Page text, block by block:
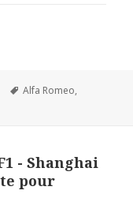
Mots-
Alfa Romeo,
- Shanghai
pour